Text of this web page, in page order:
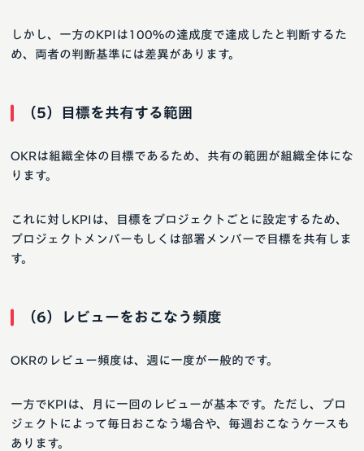
しかし、一方のKPIは100%の達成度で達成したと判断するた
め、両者の判断基準には差異があります。
（5）目標を共有する範囲
OKRは組織全体の目標であるため、共有の範囲が組織全体にな
ります。
これに対しKPIは、目標をプロジェクトごとに設定するため、
プロジェクトメンバーもしくは部署メンバーで目標を共有しま
す。
（6）レビューをおこなう頻度
OKRのレビュー頻度は、週に一度が一般的です。
一方でKPIは、月に一回のレビューが基本です。ただし、プロ
ジェクトによって毎日おこなう場合や、毎週おこなうケースも
あります。